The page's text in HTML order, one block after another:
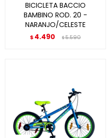
BICICLETA BACCIO
BAMBINO ROD. 20 -
NARANJO/CELESTE
$4.490 $5.590